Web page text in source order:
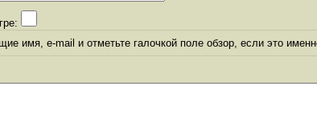
имя, e-mail и отметьте галочкой поле обзор, если это